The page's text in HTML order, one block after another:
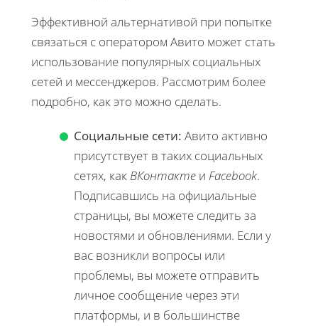
Эффективной альтернативой при попытке
связаться с оператором Авито может стать
использование популярных социальных
сетей и мессенджеров. Рассмотрим более
подробно, как это можно сделать.
Социальные сети: Авито активно
присутствует в таких социальных
сетях, как ВКонтакте и Facebook.
Подписавшись на официальные
страницы, вы можете следить за
новостями и обновлениями. Если у
вас возникли вопросы или
проблемы, вы можете отправить
личное сообщение через эти
платформы, и в большинстве